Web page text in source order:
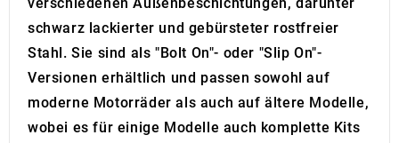
schwarz lackierter und gebürsteter rostfreier
Stahl. Sie sind als "Bolt On"- oder "Slip On"-
Versionen erhältlich und passen sowohl auf
moderne Motorräder als auch auf ältere Modelle,
wobei es für einige Modelle auch komplette Kits